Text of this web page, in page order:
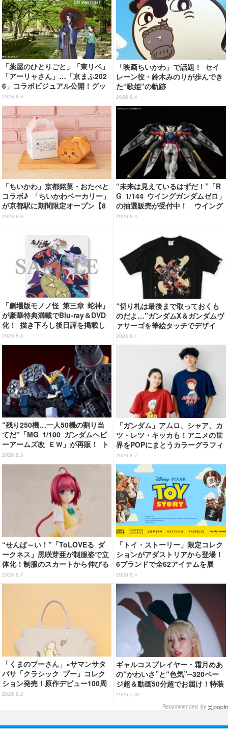
「薬屋のひとりごと」「東リベ」
「アーリャさん」…「京まふ202
6」コラボビジュアル公開！グッ
ズなどの最新情報も
2026.8.6
「映画ちいかわ」で話題！ セイ
レーン役・鈴木みのりが歩んでき
た“歌姫”の軌跡
2026.8.4
「ちいかわ」京都銘菓・おたべと
コラボ♪ 「ちいかわベーカリー」
が京都駅に期間限定オープン【8
月13日～】
2026.8.6
“未来は見えているはずだ！”「R
G 1/144 ウイングガンダムゼロ」
の抽選販売が受付中！ ウイング
バインダーにRGならではのギミ
ックを搭載
2026.8.4
「劇場版モノノ怪 第三章 蛇神」
が豪華特典満載でBlu-ray＆DVD
化！ 描き下ろし後日譚を掲載し
たブックレットなど
2026.8.5
“切り札は最後まで取っておくも
のだよ…”ガンダムX＆ガンダムヴ
ァサーゴを筆絵タッチでデザイ
ン！「ガンダムX」Tシャツ発売
2026.8.1
“残り250機…一人50機の割り当
てだ”「MG 1/100 ガンダムヘビ
ーアームズ改 ＥＷ」が再販！ ト
ロワを象徴するピエロマスクも付
属
2026.8.3
「ガンダム」アムロ、シャア、カ
ツ・レツ・キッカも！アニメの世
界をPOPにまとうカラーグラフィ
ックTシャツが新登場
2026.8.7
“せんぱ～い！”「ToLOVEる ダ
ークネス」黒咲芽亜が制服姿で立
体化！制服のスカートから伸びる
下半身のプロポーションの再現が
アツい！
2026.8.7
「トイ・ストーリー」限定コレク
ションがアダストリアから登場！
6ブランドで全62アイテムを展
開 店舗で購入するとオリジナル
マグネットをプレゼント☆
2026.8.4
「くまのプーさん」×サマンサタ
バサ「クラシック プー」コレク
ション発売！原作デビュー100周
年記念でハンドバッグや財布など
2026.8.3
ギャルコスプレイヤー・霜月めあ
の“かわいさ”と“色気”─320ペー
ジ超＆動画50分超でお届け！特装
合本版のデジタル写真集が登場
2026.7.31
Recommended by